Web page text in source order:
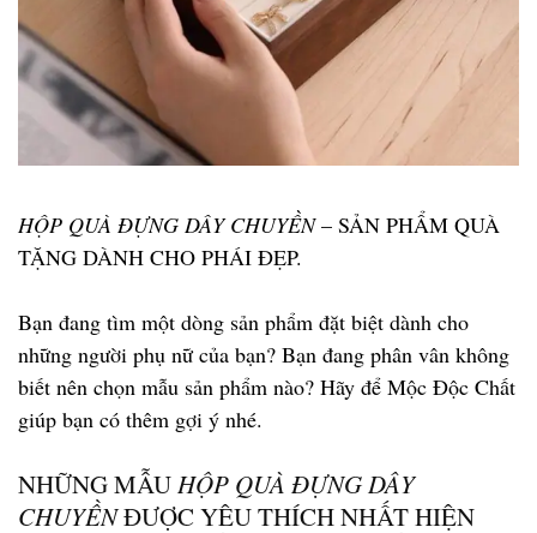
HỘP QUÀ ĐỰNG DÂY CHUYỀN– SẢN PHẨM QUÀ
TẶNG DÀNH CHO PHÁI ĐẸP.
Bạn đang tìm một dòng sản phẩm đặt biệt dành cho
những người phụ nữ của bạn? Bạn đang phân vân không
biết nên chọn mẫu sản phẩm nào? Hãy để Mộc Độc Chất
giúp bạn có thêm gợi ý nhé.
NHỮNG MẪUHỘP QUÀ ĐỰNG DÂY
CHUYỀNĐƯỢC YÊU THÍCH NHẤT HIỆN